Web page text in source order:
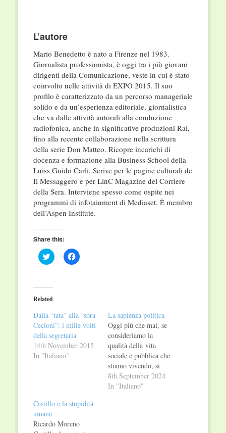
L’autore
Mario Benedetto è nato a Firenze nel 1983.
Giornalista professionista, è oggi tra i più giovani
dirigenti della Comunicazione, veste in cui è stato
coinvolto nelle attività di EXPO 2015. Il suo
profilo è caratterizzato da un percorso manageriale
solido e da un’esperienza editoriale, giornalistica
che va dalle attività autorali alla conduzione
radiofonica, anche in significative produzioni Rai,
fino alla recente collaborazione nella scrittura
della serie Don Matteo. Ricopre incarichi di
docenza e formazione alla Business School della
Luiss Guido Carli. Scrive per le pagine culturali de
Il Messaggero e per LinC Magazine del Corriere
della Sera. Interviene spesso come ospite nei
programmi di infotainment di Mediaset. È membro
dell’Aspen Institute.
Share this:
Click
to
(Opens
in
new
Click
to
Related
Dalla “tata” alla “sora
Cecioni”: i mille volti
della segretaria
14th November 2015
In "Italiano"
La sapienza politica
Oggi più che mai, se
consideriamo la
qualità della vita
sociale e pubblica che
stiamo vivendo, si
mostra con cruda
evidenza la necessità
8th September 2024
In "Italiano"
Castillo e la stupidità
umana
Ricardo Moreno